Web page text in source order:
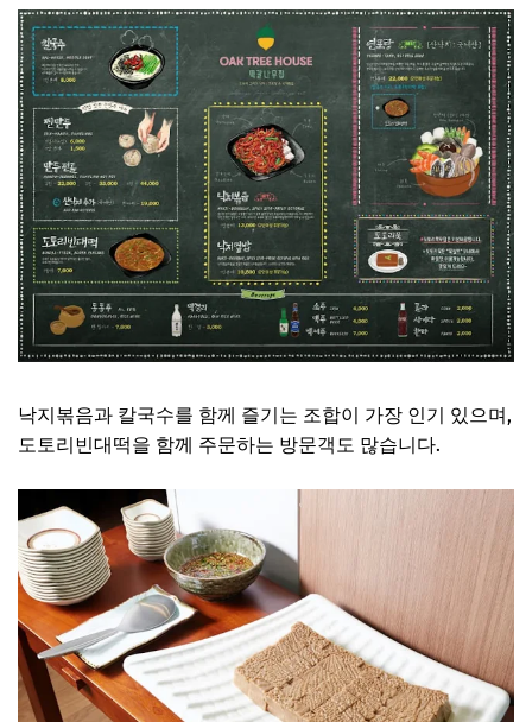
낙지볶음과 칼국수를 함께 즐기는 조합이 가장 인기 있으며,
도토리빈대떡을 함께 주문하는 방문객도 많습니다.